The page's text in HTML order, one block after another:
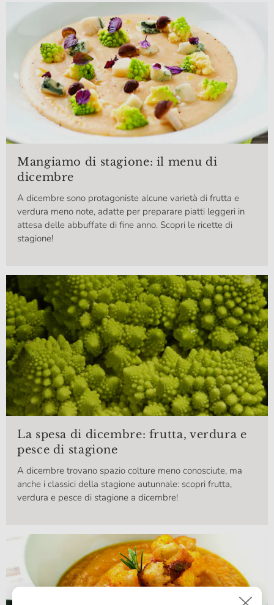
Mangiamo di stagione: il menu di
dicembre
A dicembre sono protagoniste alcune varietà di frutta e
verdura meno note, adatte per preparare piatti leggeri in
attesa delle abbuffate di fine anno. Scopri le ricette di
stagione!
La spesa di dicembre: frutta, verdura e
pesce di stagione
A dicembre trovano spazio colture meno conosciute, ma
anche i classici della stagione autunnale: scopri frutta,
verdura e pesce di stagione a dicembre!